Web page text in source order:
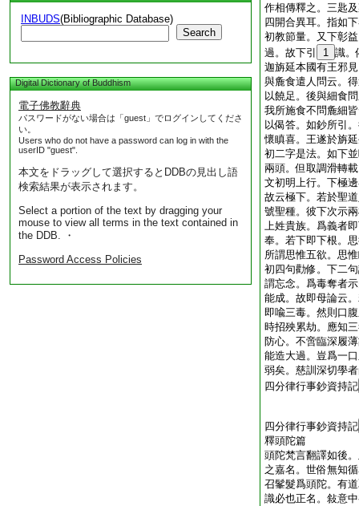
INBUDS(Bibliographic Database)
Search
Digital Dictionary of Buddhism
電子佛教辭典
パスワードがない場合は「guest」でログインしてくださ
い。
Users who do not have a password can log in with the
userID "guest".
本文をドラッグして選択するとDDBの見出し語
検索結果が表示されます。
Select a portion of the text by dragging your
mouse to view all terms in the text contained in
the DDB. ・
Password Access Policies
作相傳釋之。三匙
四開合異耳。指如
初教節量。又下彰
過。故下引
1 識。
迦旃延本國有王邪
與麁食遣人問云。
以饒足。後與細食
我所施食不問麁細
以偈答。如鈔所引
懷瞋喜。王遂於旃
初二字是法。如下
兩頭。但取調滑轉
文初明上行。下極
故云極下。若於聖
號聖種。彼下次示
上姓貴族。爲義者
奉。若下即下根。
所謂思惟五欲。思
初四句勸修。下二
謂忘念。爲毒奪者
能成。故即母論云
即喩三毒。然則口
時招殃累劫。應知
防心。不啻臨深履
能造大過。豈爲一
弱矣。慈訓深切學
四分律行事鈔資持記
四分律行事鈔資持記
釋頭陀篇
頭陀梵言翻譯如後
之嘉名。世俗無知
召髼髮爲頭陀。有
識必也正名。敍意